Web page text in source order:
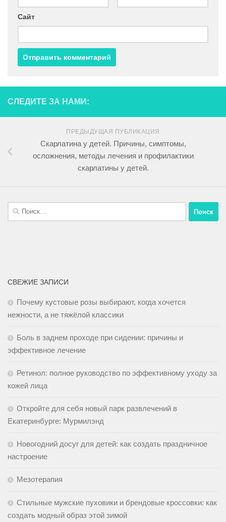
Сайт
СЛЕДИТЕ ЗА НАМИ:
ПРЕДЫДУЩАЯ ПУБЛИКАЦИЯ
Скарлатина у детей. Причины, симптомы,
осложнения, методы лечения и профилактики
скарлатины у детей.
СВЕЖИЕ ЗАПИСИ
Почему кустовые розы выбирают, когда хочется
нежности, а не тяжёлой классики
Боль в заднем проходе при сидении: причины и
эффективное лечение
Ретинол: полное руководство по эффективному уходу за
кожей лица
Откройте для себя новый парк развлечений в
Екатеринбурге: Мурмилэнд
Новогодний досуг для детей: как создать праздничное
настроение
Мезотерапия
Стильные мужские пуховики и брендовые кроссовки: как
создать модный образ этой зимой